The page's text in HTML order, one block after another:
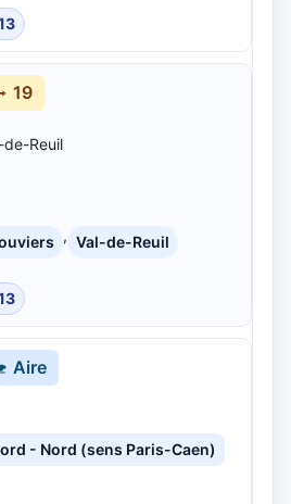
19
de-Reuil
, Val-de-Reuil
Aire
- Nord (sens Paris-Caen)